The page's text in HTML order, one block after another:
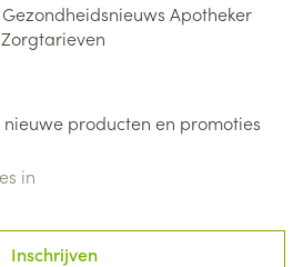
Gezondheidsnieuws Apotheker
Zorgtarieven
producten en promoties
Inschrijven